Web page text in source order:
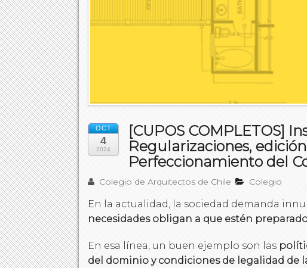
OCT
4
2024
[CUPOS COMPLETOS]
Regularizaciones,
Perfeccionamiento del
Colegio de Arquitectos de Chile Colegio
En la actualidad, la sociedad demanda
necesidades obligan a que estén
En esa línea, un buen ejemplo son las
del dominio y condiciones de legalidad de